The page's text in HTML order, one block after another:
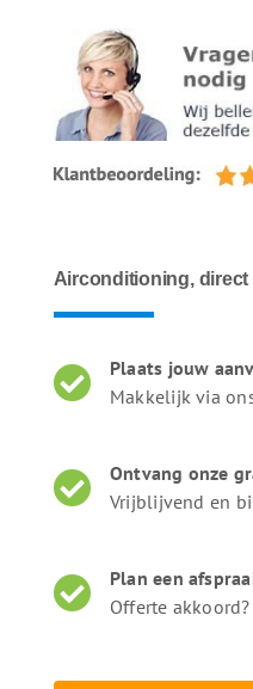
Airconditioning, direct
Plaats jouw
Makkelijk via
Ontvang onze
Vrijblijvend en
Plan een
Offerte